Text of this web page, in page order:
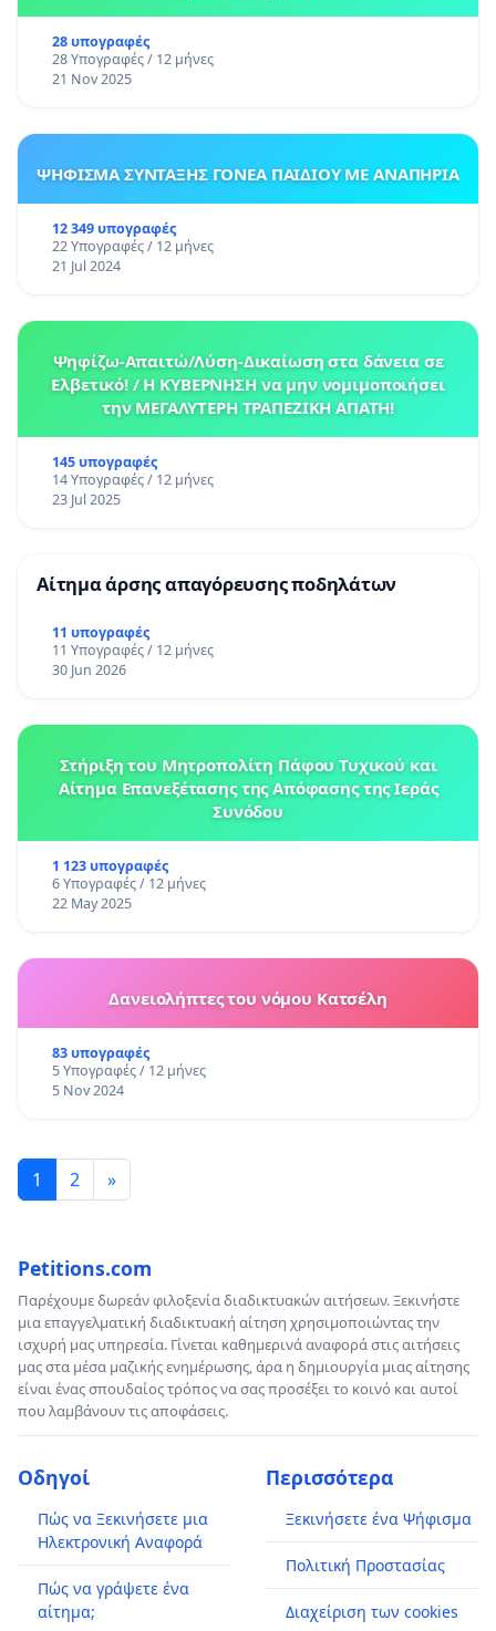
28 υπογραφές
28 Υπογραφές / 12 μήνες
21 Nov 2025
ΨΗΦΙΣΜΑ ΣΥΝΤΑΞΗΣ ΓΟΝΕΑ ΠΑΙΔΙΟΥ ΜΕ ΑΝΑΠΗΡΙΑ
12 349 υπογραφές
22 Υπογραφές / 12 μήνες
21 Jul 2024
Ψηφίζω-Απαιτώ/Λύση-Δικαίωση στα δάνεια σε
Ελβετικό! / Η ΚΥΒΕΡΝΗΣΗ να μην νομιμοποιήσει
την ΜΕΓΑΛΥΤΕΡΗ ΤΡΑΠΕΖΙΚΗ ΑΠΑΤΗ!
145 υπογραφές
14 Υπογραφές / 12 μήνες
23 Jul 2025
Αίτημα άρσης απαγόρευσης ποδηλάτων
11 υπογραφές
11 Υπογραφές / 12 μήνες
30 Jun 2026
Στήριξη του Μητροπολίτη Πάφου Τυχικού και
Αίτημα Επανεξέτασης της Απόφασης της Ιεράς
Συνόδου
1 123 υπογραφές
6 Υπογραφές / 12 μήνες
22 May 2025
Δανειολήπτες του νόμου Κατσέλη
83 υπογραφές
5 Υπογραφές / 12 μήνες
5 Nov 2024
1 2 »
Petitions.com
Παρέχουμε δωρεάν φιλοξενία διαδικτυακών αιτήσεων. Ξεκινήστε
μια επαγγελματική διαδικτυακή αίτηση χρησιμοποιώντας την
ισχυρή μας υπηρεσία. Γίνεται καθημερινά αναφορά στις αιτήσεις
μας στα μέσα μαζικής ενημέρωσης, άρα η δημιουργία μιας αίτησης
είναι ένας σπουδαίος τρόπος να σας προσέξει το κοινό και αυτοί
που λαμβάνουν τις αποφάσεις.
Οδηγοί
Πώς να Ξεκινήσετε μια
Ηλεκτρονική Αναφορά
Πώς να γράψετε ένα
αίτημα;
Περισσότερα
Ξεκινήσετε ένα Ψήφισμα
Πολιτική Προστασίας
Διαχείριση των cookies